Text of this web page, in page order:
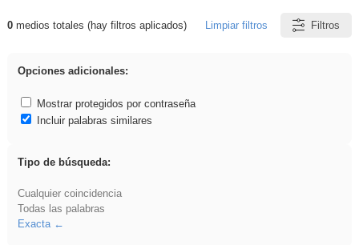
Resultados de: plancha
0medios totales (hay filtros aplicados) Limpiar filtros Filtros
Opciones adicionales:
Mostrar protegidos por contraseña
Incluir palabras similares
Tipo de búsqueda:
Cualquier coincidencia
Todas las palabras
Exacta